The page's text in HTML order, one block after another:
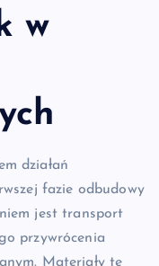
w
działań
fazie odbudowy
jest transport
przywrócenia
Materiały te